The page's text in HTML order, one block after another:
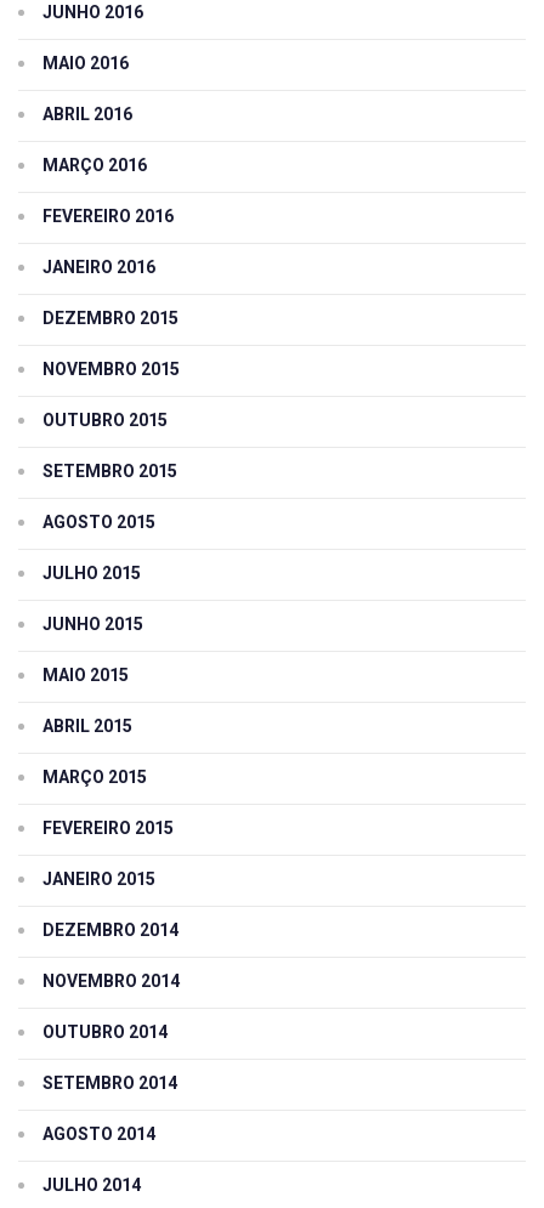
JUNHO 2016
MAIO 2016
ABRIL 2016
MARÇO 2016
FEVEREIRO 2016
JANEIRO 2016
DEZEMBRO 2015
NOVEMBRO 2015
OUTUBRO 2015
SETEMBRO 2015
AGOSTO 2015
JULHO 2015
JUNHO 2015
MAIO 2015
ABRIL 2015
MARÇO 2015
FEVEREIRO 2015
JANEIRO 2015
DEZEMBRO 2014
NOVEMBRO 2014
OUTUBRO 2014
SETEMBRO 2014
AGOSTO 2014
JULHO 2014